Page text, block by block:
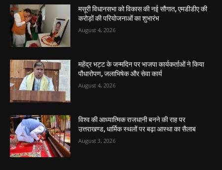
मसूरी विधानसभा को विकास की नई सौगात, एमडीडीए की
करोड़ों की परियोजनाओं का शुभारंभ
August 4, 2026
महेंद्र भट्ट के जन्मदिन पर भाजपा कार्यकर्ताओं ने किया
पौधारोपण, जलाभिषेक और सेवा कार्य
August 4, 2026
विश्व की आध्यात्मिक राजधानी बनने की राह पर
उत्तराखण्ड, धार्मिक स्थलों पर बढ़ा आस्था का सैलाब
August 3, 2026